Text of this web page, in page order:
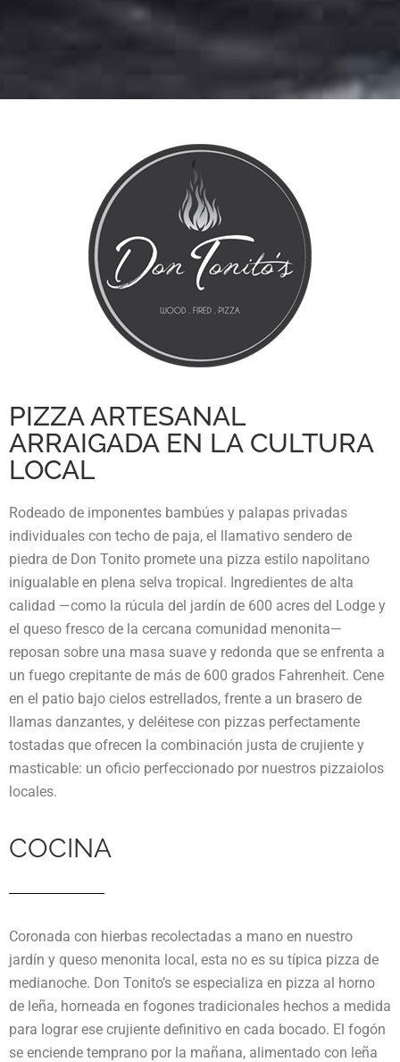
PIZZA ARTESANAL
ARRAIGADA EN LA CULTURA
LOCAL
Rodeado de imponentes bambúes y palapas privadas
individuales con techo de paja, el llamativo sendero de
piedra de Don Tonito promete una pizza estilo napolitano
inigualable en plena selva tropical. Ingredientes de alta
calidad —como la rúcula del jardín de 600 acres del Lodge y
el queso fresco de la cercana comunidad menonita—
reposan sobre una masa suave y redonda que se enfrenta a
un fuego crepitante de más de 600 grados Fahrenheit. Cene
en el patio bajo cielos estrellados, frente a un brasero de
llamas danzantes, y deléitese con pizzas perfectamente
tostadas que ofrecen la combinación justa de crujiente y
masticable: un oficio perfeccionado por nuestros pizzaiolos
locales.
COCINA
Coronada con hierbas recolectadas a mano en nuestro
jardín y queso menonita local, esta no es su típica pizza de
medianoche. Don Tonito’s se especializa en pizza al horno
de leña, horneada en fogones tradicionales hechos a medida
para lograr ese crujiente definitivo en cada bocado. El fogón
se enciende temprano por la mañana, alimentado con leña